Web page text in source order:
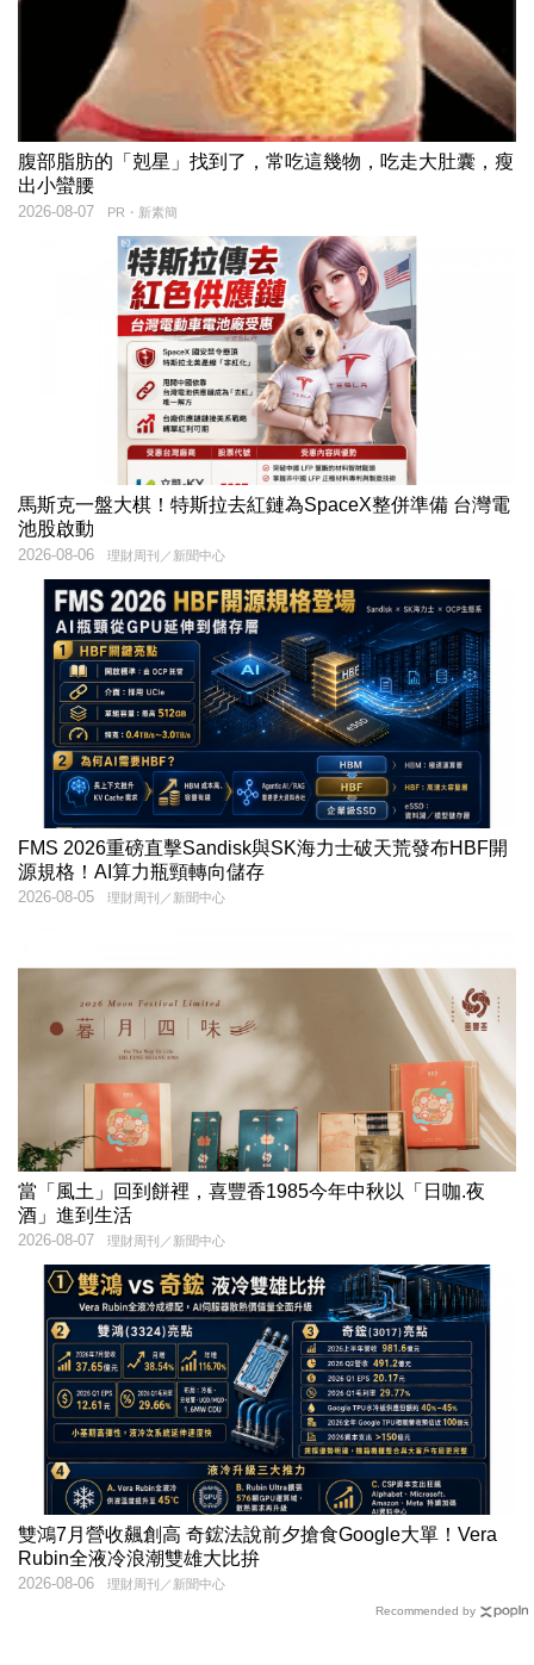
腹部脂肪的「剋星」找到了，常吃這幾物，吃走大肚囊，瘦
出小蠻腰
PR・新素簡
2026-08-07
馬斯克一盤大棋！特斯拉去紅鏈為SpaceX整併準備 台灣電
池股啟動
理財周刊／新聞中心
2026-08-06
FMS 2026重磅直擊Sandisk與SK海力士破天荒發布HBF開
源規格！AI算力瓶頸轉向儲存
理財周刊／新聞中心
2026-08-05
當「風土」回到餅裡，喜豐香1985今年中秋以「日咖.夜
酒」進到生活
理財周刊／新聞中心
2026-08-07
雙鴻7月營收飆創高 奇鋐法說前夕搶食Google大單！Vera
Rubin全液冷浪潮雙雄大比拚
理財周刊／新聞中心
2026-08-06
Recommended by